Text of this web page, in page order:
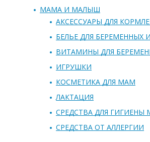
МАМА И МАЛЫШ
АКСЕССУАРЫ ДЛЯ
БЕЛЬЕ ДЛЯ
ВИТАМИНЫ ДЛЯ
ИГРУШКИ
КОСМЕТИКА ДЛЯ МАМ
ЛАКТАЦИЯ
СРЕДСТВА ДЛЯ ГИГИЕНЫ
СРЕДСТВА ОТ АЛЛЕРГИИ